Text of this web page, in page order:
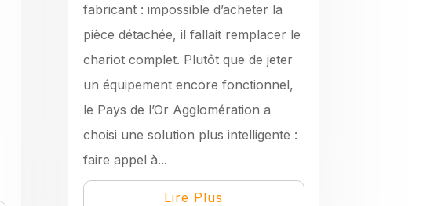
fabricant : impossible d’acheter la
pièce détachée, il fallait remplacer le
chariot complet. Plutôt que de jeter
un équipement encore fonctionnel,
le Pays de l’Or Agglomération a
choisi une solution plus intelligente :
faire appel à...
Lire Plus